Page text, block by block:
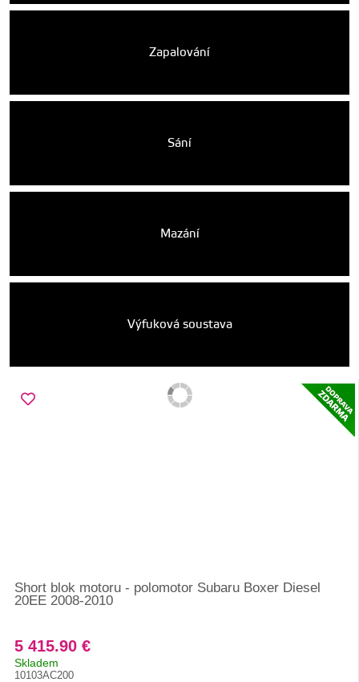
Zapalování
Sání
Mazání
Výfuková soustava
Short blok motoru - polomotor Subaru Boxer Diesel
20EE 2008-2010
5 415.90 €
Skladem
10103AC200